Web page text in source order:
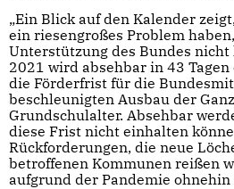
„Ein Blick auf den Kalender
ein riesengroßes Problem
Unterstützung des Bundes nicht
2021 wird absehbar in 43
die Förderfrist für die
beschleunigten Ausbau der
Grundschulalter. Absehbar
diese Frist nicht einhalten
Rückforderungen, die neue
betroffenen Kommunen reißen
aufgrund der Pandemie